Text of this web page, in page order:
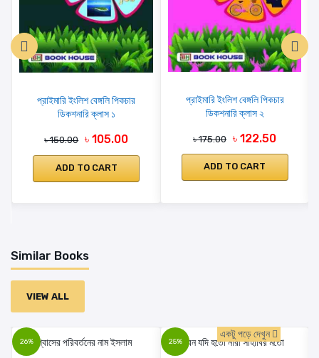
প্রাইমারি ইংলিশ বেঙ্গলি পিকচার
ডিকশনারি ক্লাস ১
৳ 150.00 ৳ 105.00
ADD TO CART
প্রাইমারি ইংলিশ বেঙ্গলি পিকচার
ডিকশনারি ক্লাস ২
৳ 175.00 ৳ 122.50
ADD TO CART
Similar Books
VIEW ALL
26% 25%
একটু পড়ে দেখুন